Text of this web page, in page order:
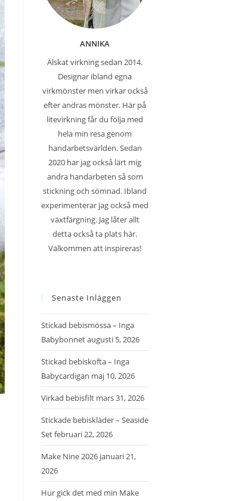
ANNIKA
Älskat virkning sedan 2014.
Designar ibland egna
virkmönster men virkar också
efter andras mönster. Här på
litevirkning får du följa med
hela min resa genom
handarbetsvärlden. Sedan
2020 har jag också lärt mig
andra handarbeten så som
stickning och sömnad. Ibland
experimenterar jag också med
växtfärgning. Jag låter allt
detta också ta plats här.
Välkommen att inspireras!
Senaste Inläggen
Stickad bebismössa – Inga
Babybonnetaugusti 5, 2026
Stickad bebiskofta – Inga
Babycardigan maj 10, 2026
Virkad bebisfilt mars 31, 2026
Stickade bebiskläder – Seaside
Setfebruari 22, 2026
Make Nine 2026 januari 21,
2026
Hur gick det med min Make